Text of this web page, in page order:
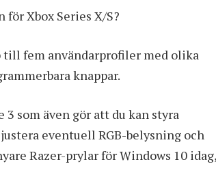
Xbox Series X/S?
till fem användarprofiler med olika
knappar.
3 som även gör att du kan styra
eventuell RGB-belysning och
Razer-prylar för Windows 10 idag,